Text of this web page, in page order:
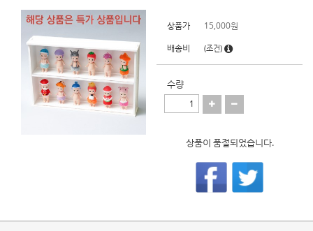
상품가 15,000원
배송비
(조건)
수량
상품이 품절되었습니다.